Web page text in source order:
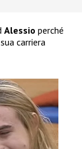
Alessio perché
carriera